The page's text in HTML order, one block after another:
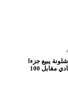
يبيع جزءا
جديدا من النادي مقابل 100